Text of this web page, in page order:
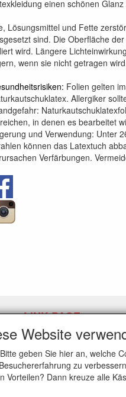
einen schönen
Lösungsmittel und Fette
sind. Die Oberfläche
wird. Längere
wenn sie nicht getragen
Folien gelten
Allergiker
in denen es bearbeitet
und Verwendung: Unter
können das Latextuch
Verfärbungen.
LINK PAGE
Widerrufslink anfordern
Website
geben Sie hier an, welche
zu
Vorteilen? Dann kreuze alle